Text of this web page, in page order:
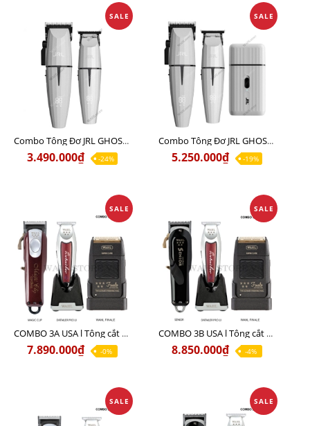
SALE
Combo Tông Đơ JRL GHOST 1 Limited Edition Chính Hãng USA
3.490.000₫ -24%
SALE
Combo Tông Đơ JRL GHOST 2 Limited Edition Chính Hãng USA
5.250.000₫ -19%
SALE
COMBO 3A USA l Tông cắt MAGIC + Tông viền DETAILER PRO LI + Cạo khô FINALE
7.890.000₫ -0%
SALE
COMBO 3B USA l Tông cắt SENIOR + Tông viền DETAILER PRO LI + Cạo khô FINALE
8.850.000₫ -4%
SALE SALE